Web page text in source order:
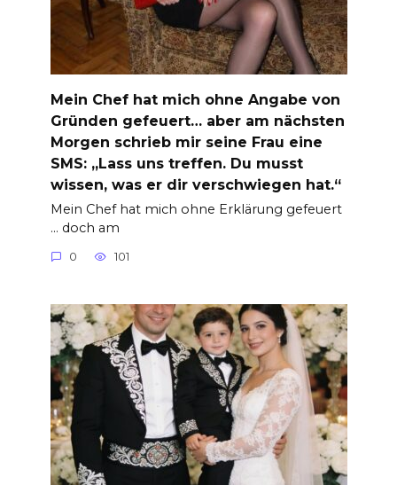
Mein Chef hat mich ohne Angabe von
Gründen gefeuert… aber am nächsten
Morgen schrieb mir seine Frau eine
SMS: „Lass uns treffen. Du musst
wissen, was er dir verschwiegen hat.“
Mein Chef hat mich ohne Erklärung gefeuert
… doch am
0 101